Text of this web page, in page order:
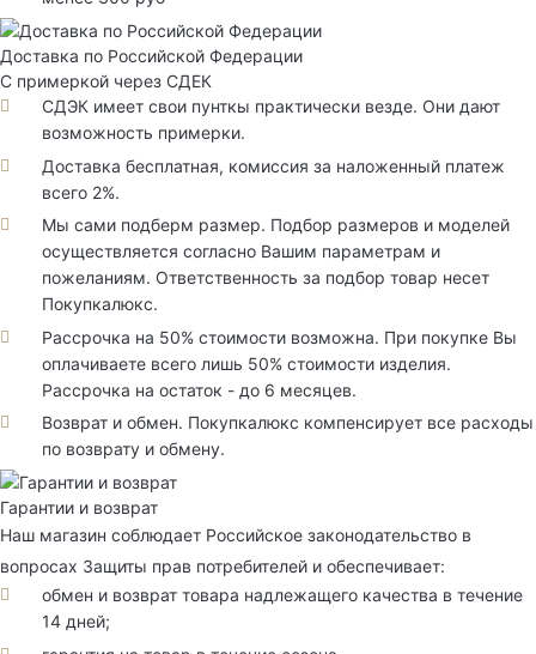
Доставка по Российской Федерации
С примеркой через СДЕК
СДЭК имеет свои пунткы практически везде. Они дают
возможность примерки.
Доставка бесплатная, комиссия за наложенный платеж
всего 2%.
Мы сами подберм размер. Подбор размеров и моделей
осуществляется согласно Вашим параметрам и
пожеланиям. Ответственность за подбор товар несет
Покупкалюкс.
Рассрочка на 50% стоимости возможна. При покупке Вы
оплачиваете всего лишь 50% стоимости изделия.
Рассрочка на остаток - до 6 месяцев.
Возврат и обмен. Покупкалюкс компенсирует все расходы
по возврату и обмену.
Гарантии и возврат
Наш магазин соблюдает Российское законодательство в
вопросах Защиты прав потребителей и обеспечивает:
обмен и возврат товара надлежащего качества в течение
14 дней;